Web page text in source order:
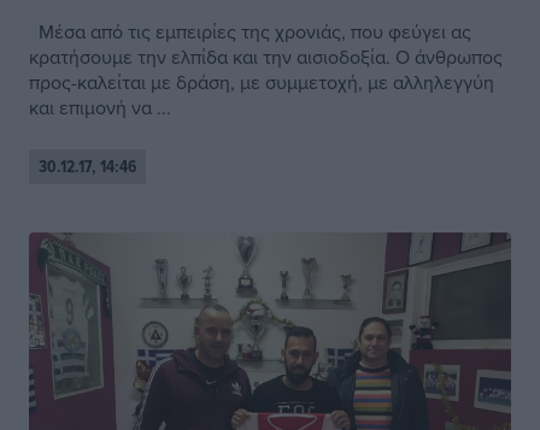
Μέσα από τις εμπειρίες της χρονιάς, που φεύγει ας
κρατήσουμε την ελπίδα και την αισιοδοξία. Ο άνθρωπος
προς-καλείται με δράση, με συμμετοχή, με αλληλεγγύη
και επιμονή να ...
30.12.17, 14:46